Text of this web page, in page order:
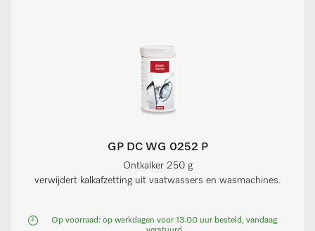
GP DC WG 0252 P
Ontkalker 250 g
verwijdert kalkafzetting uit vaatwassers en wasmachines.
Op voorraad: op werkdagen voor 13.00 uur besteld, vandaag